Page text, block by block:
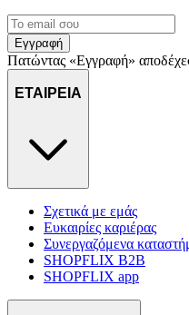
Εγγραφή
Πατώντας «Εγγραφή»
ΕΤΑΙΡΕΙΑ
Σχετικά με εμάς
Ευκαιρίες καριέρας
Συνεργαζόμενα
SHOPFLIX B2B
SHOPFLIX app